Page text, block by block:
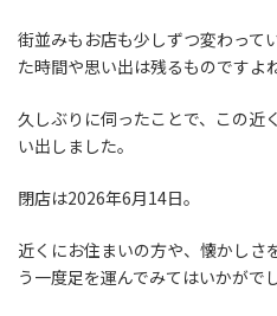
街並みもお店も少しずつ変わって
た時間や思い出は残るものですよね
久しぶりに伺ったことで、この近
い出しました。
閉店は2026年6月14日。
近くにお住まいの方や、懐かしさ
う一度足を運んでみてはいかがで